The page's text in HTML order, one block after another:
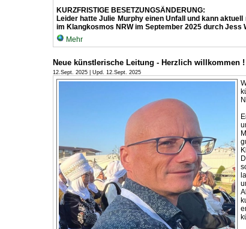
KURZFRISTIGE BESETZUNGSÄNDERUNG:
Leider hatte Julie Murphy einen Unfall und kann
im Klangkosmos NRW im September 2025 durch Jess
Mehr
Neue künstlerische Leitung - Herzlich willkommen !
12.Sept. 2025 | Upd. 12.Sept. 2025